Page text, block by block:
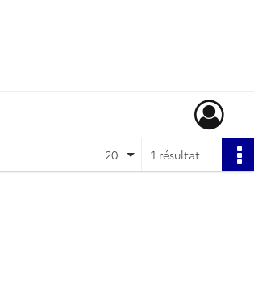
1 résultat
20